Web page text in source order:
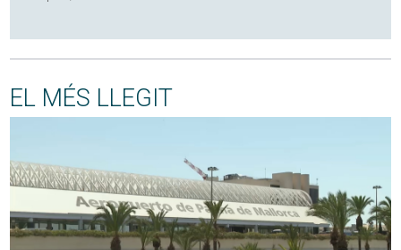
EL MÉS LLEGIT